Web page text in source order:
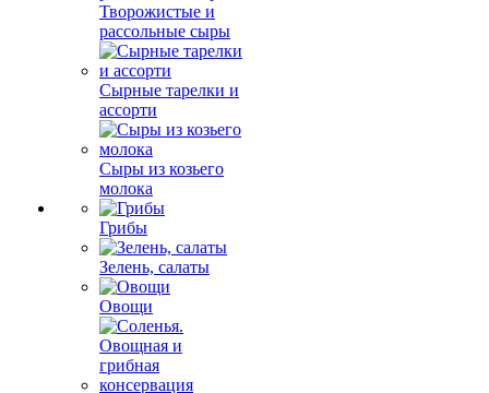
Творожистые и
рассольные сыры
Сырные тарелки и
ассорти
Сыры из козьего
молока
Грибы
Зелень, салаты
Овощи